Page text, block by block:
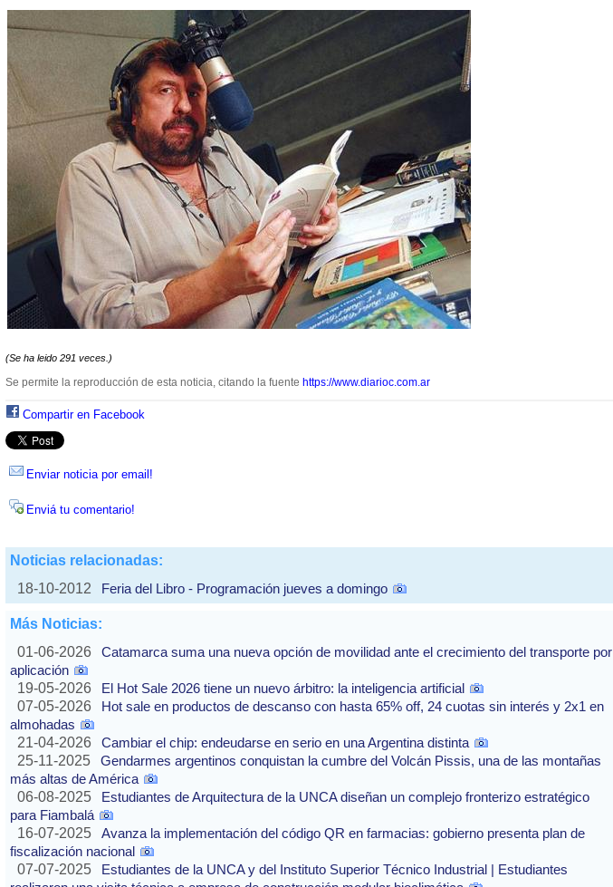
(Se ha leido 291 veces.)
Se permite la reproducción de esta noticia, citando la fuente https://www.diarioc.com.ar
Compartir en Facebook
Enviar noticia por email!
Enviá tu comentario!
Noticias relacionadas:
18-10-2012
Feria del Libro - Programación jueves a domingo
Más Noticias:
01-06-2026
Catamarca suma una nueva opción de movilidad ante el crecimiento del transporte por
aplicación
19-05-2026
El Hot Sale 2026 tiene un nuevo árbitro: la inteligencia artificial
07-05-2026
Hot sale en productos de descanso con hasta 65% off, 24 cuotas sin interés y 2x1 en
almohadas
21-04-2026
Cambiar el chip: endeudarse en serio en una Argentina distinta
25-11-2025
Gendarmes argentinos conquistan la cumbre del Volcán Pissis, una de las montañas
más altas de América
06-08-2025
Estudiantes de Arquitectura de la UNCA diseñan un complejo fronterizo estratégico
para Fiambalá
16-07-2025
Avanza la implementación del código QR en farmacias: gobierno presenta plan de
fiscalización nacional
07-07-2025
Estudiantes de la UNCA y del Instituto Superior Técnico Industrial | Estudiantes